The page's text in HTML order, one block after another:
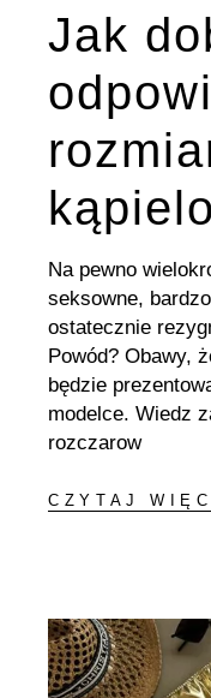
Jak
Na pewno
seksowne,
ostatecznie
Powód? Obawy,
będzie
modelce. Wiedz
rozczarow
CZYTAJ